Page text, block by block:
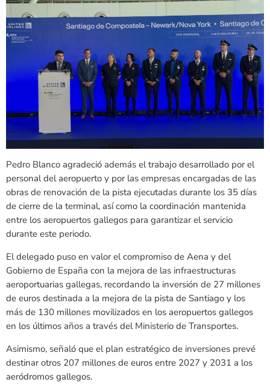
Pedro Blanco agradeció además el trabajo desarrollado por el
personal del aeropuerto y por las empresas encargadas de las
obras de renovación de la pista ejecutadas durante los 35 días
de cierre de la terminal, así como la coordinación mantenida
entre los aeropuertos gallegos para garantizar el servicio
durante este periodo.
El delegado puso en valor el compromiso de Aena y del
Gobierno de España con la mejora de las infraestructuras
aeroportuarias gallegas, recordando la inversión de 27 millones
de euros destinada a la mejora de la pista de Santiago y los
más de 130 millones movilizados en los aeropuertos gallegos
en los últimos años a través del Ministerio de Transportes.
Asimismo, señaló que el plan estratégico de inversiones prevé
destinar otros 207 millones de euros entre 2027 y 2031 a los
aeródromos gallegos.